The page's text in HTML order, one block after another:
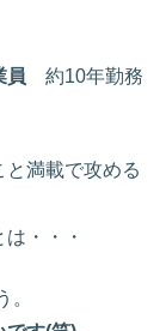
員 約10年勤務
満載で攻める
・・・
。